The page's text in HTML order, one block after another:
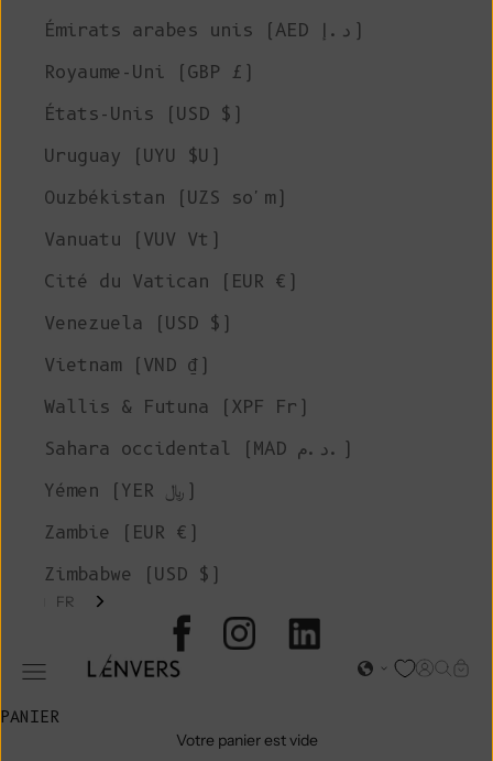
L'ENVERS
Ouvrir le menu de navigation Page
Émirats arabes unis (AED د.إ)
Royaume-Uni (GBP £)
États-Unis (USD $)
Uruguay (UYU $U)
Ouzbékistan (UZS so'm)
Vanuatu (VUV Vt)
Cité du Vatican (EUR €)
Venezuela (USD $)
Vietnam (VND ₫)
Wallis & Futuna (XPF Fr)
Sahara occidental (MAD د.م.)
Yémen (YER ﷼)
Zambie (EUR €)
Zimbabwe (USD $)
FR
PANIER
Votre panier est vide